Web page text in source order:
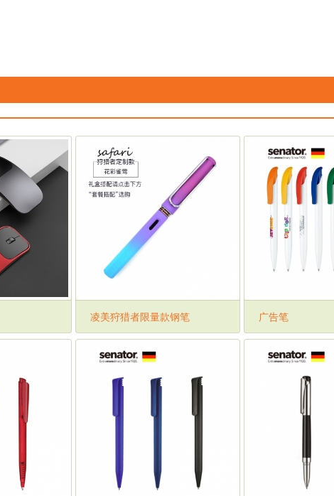
凌美狩猎者限量款钢笔 广告笔